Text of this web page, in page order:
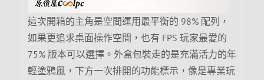
這次開箱的主角是空間運用最平衡的 98% 配列，
如果更追求桌面操作空間，也有 FPS 玩家最愛的
75% 版本可以選擇。外盒包裝走的是充滿活力的年
輕塗鴉風，下方一次排開的功能標示，像是專業玩